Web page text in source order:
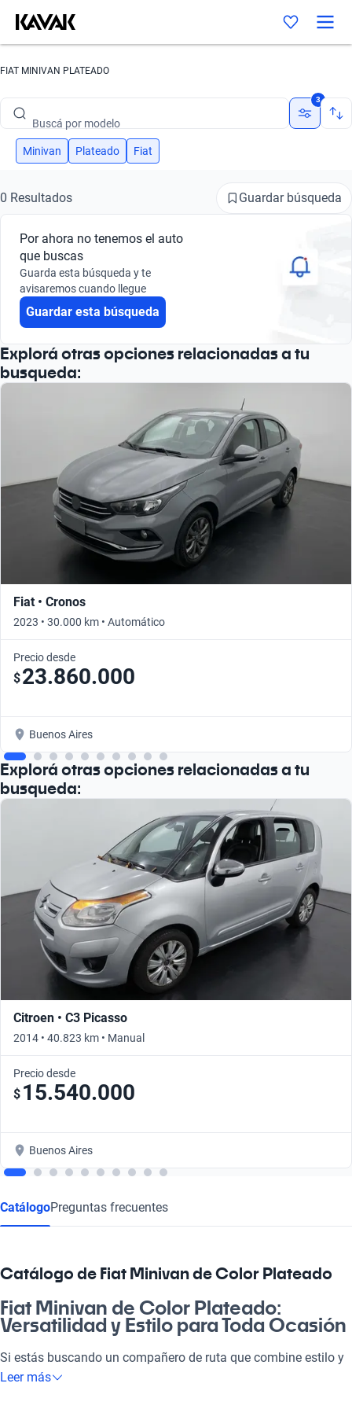
FIAT MINIVAN PLATEADO
Buscá por versión
Buscá por marca
Buscá por modelo
Buscá por versión
3
Minivan Plateado Fiat
0 Resultados Guardar búsqueda
Por ahora no tenemos el auto
que buscas
Guarda esta búsqueda y te
avisaremos cuando llegue
Guardar esta búsqueda
Explorá otras opciones relacionadas a tu
busqueda:
Fiat • Cronos
2023 • 30.000 km • Automático
Precio desde
$23.860.000
Buenos Aires
Explorá otras opciones relacionadas a tu
busqueda:
Citroen • C3 Picasso
2014 • 40.823 km • Manual
Precio desde
$ 15.540.000
Buenos Aires
CatálogoPreguntas frecuentes
Catálogo de Fiat Minivan de Color Plateado
Fiat Minivan de Color Plateado:
Versatilidad y Estilo para Toda Ocasión
Si estás buscando un compañero de ruta que combine estilo y
funcionalidad, la Fiat Minivan de Color Plateado es la
Leer más